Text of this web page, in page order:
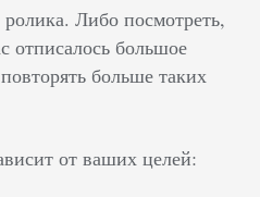
Либо посмотреть,
отписалось большое
больше таких
от ваших целей: